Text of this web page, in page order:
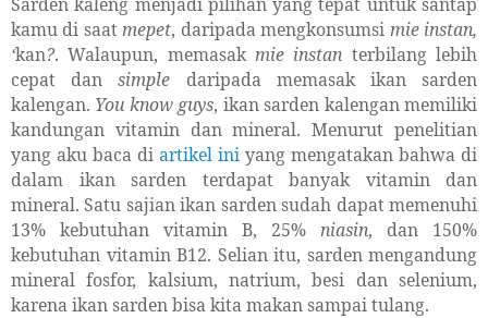
kamu di saatmepet, daripada mengkonsumsi mie instan,
‘kan?. Walaupun, memasak mie instan terbilang lebih
cepat dansimple daripada memasak ikan sarden
kalengan. You know guys, ikan sarden kalengan memiliki
kandungan vitamin dan mineral. Menurut penelitian
yang aku baca di artikel ini yang mengatakan bahwa di
dalam ikan sarden terdapat banyak vitamin dan
mineral. Satu sajian ikan sarden sudah dapat memenuhi
13% kebutuhan vitamin B, 25% niasin, dan 150%
kebutuhan vitamin B12. Selian itu, sarden mengandung
mineral fosfor, kalsium, natrium, besi dan selenium,
karena ikan sarden bisa kita makan sampai tulang.